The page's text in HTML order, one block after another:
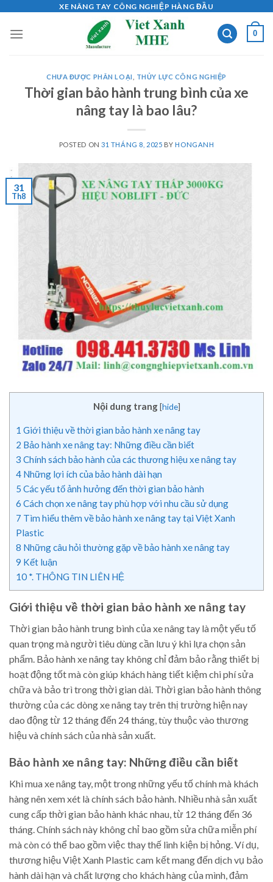
content
XE NÂNG TAY CÔNG NGHIỆP HÀNG ĐẦU
0
CHƯA ĐƯỢC PHÂN LOẠI THỦY LỰC CÔNG NGHIỆP
Thời gian bảo hành trung bình của xe
nâng tay là bao lâu?
POSTED ON31 THÁNG 8, 2025 BYHONGANH
31
Th8
Nội dung trang [hide]
1 Giới thiệu về thời gian bảo hành xe nâng tay
2 Bảo hành xe nâng tay: Những điều cần biết
3 Chính sách bảo hành của các thương hiệu xe nâng tay
4 Những lợi ích của bảo hành dài hạn
5 Các yếu tố ảnh hưởng đến thời gian bảo hành
6 Cách chọn xe nâng tay phù hợp với nhu cầu sử dụng
7 Tìm hiểu thêm về bảo hành xe nâng tay tại Việt Xanh
Plastic
8 Những câu hỏi thường gặp về bảo hành xe nâng tay
9 Kết luận
10 *. THÔNG TIN LIÊN HỆ
Giới thiệu về thời gian bảo hành xe nâng tay
Thời gian bảo hành trung bình của xe nâng tay là một yếu tố
quan trọng mà người tiêu dùng cần lưu ý khi lựa chọn sản
phẩm. Bảo hành xe nâng tay không chỉ đảm bảo rằng thiết bị
hoạt động tốt mà còn giúp khách hàng tiết kiệm chi phí sửa
chữa và bảo trì trong thời gian dài. Thời gian bảo hành thông
thường của các dòng xe nâng tay trên thị trường hiện nay
dao động từ 12 tháng đến 24 tháng, tùy thuộc vào thương
hiệu và chính sách của nhà sản xuất.
Bảo hành xe nâng tay: Những điều cần biết
Khi mua xe nâng tay, một trong những yếu tố chính mà khách
hàng nên xem xét là chính sách bảo hành. Nhiều nhà sản xuất
cung cấp thời gian bảo hành khác nhau, từ 12 tháng đến 36
tháng. Chính sách này không chỉ bao gồm sửa chữa miễn phí
mà còn có thể bao gồm việc thay thế linh kiện bị hỏng. Ví dụ,
thương hiệu Việt Xanh Plastic cam kết mang đến dịch vụ bảo
hành dài hạn và chất lượng cho khách hàng của mình, đảm